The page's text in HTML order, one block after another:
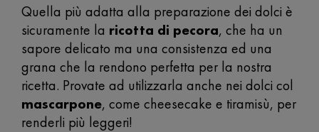
Quella più adatta alla preparazione dei dolci è
sicuramente la ricotta di pecora, che ha un
sapore delicato ma una consistenza ed una
grana che la rendono perfetta per la nostra
ricetta. Provate ad utilizzarla anche nei dolci col
mascarpone, come cheesecake e tiramisù, per
renderli più leggeri!